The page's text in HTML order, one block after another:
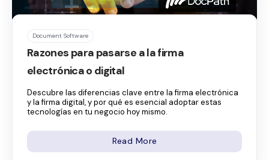
Document Software
Razones para pasarse a la firma
electrónica o digital
Descubre las diferencias clave entre la firma electrónica
y la firma digital, y por qué es esencial adoptar estas
tecnologías en tu negocio hoy mismo.
Read More